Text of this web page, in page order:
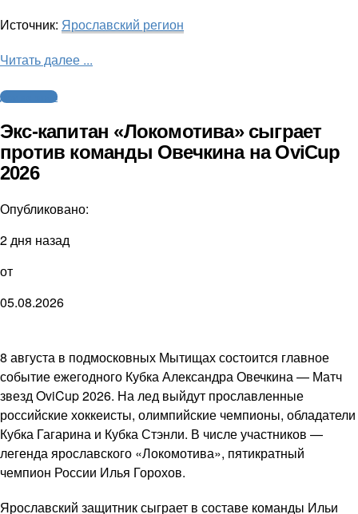
Источник: Ярославский регион
Читать далее ...
Другие виды
Экс-капитан «Локомотива» сыграет
против команды Овечкина на OviCup
2026
Опубликовано:
2 дня назад
от
05.08.2026
8 августа в подмосковных Мытищах состоится главное
событие ежегодного Кубка Александра Овечкина — Матч
звезд OviCup 2026. На лед выйдут прославленные
российские хоккеисты, олимпийские чемпионы, обладатели
Кубка Гагарина и Кубка Стэнли. В числе участников —
легенда ярославского «Локомотива», пятикратный
чемпион России Илья Горохов.
Ярославский защитник сыграет в составе команды Ильи